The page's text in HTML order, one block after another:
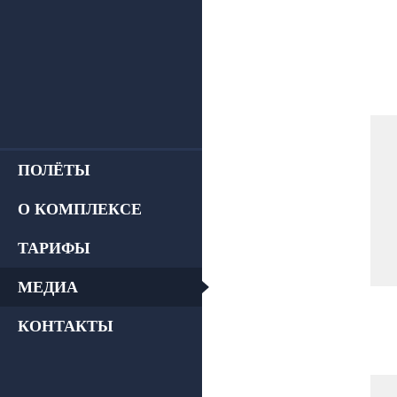
ПОЛЁТЫ
О КОМПЛЕКСЕ
ТАРИФЫ
МЕДИА
КОНТАКТЫ